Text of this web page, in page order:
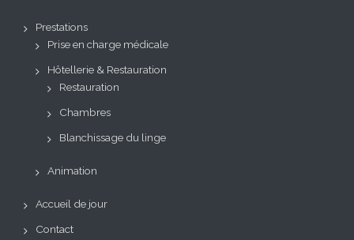
Prestations
Prise en charge médicale
Hôtellerie & Restauration
Restauration
Chambres
Blanchissage du linge
Animation
Accueil de jour
Contact